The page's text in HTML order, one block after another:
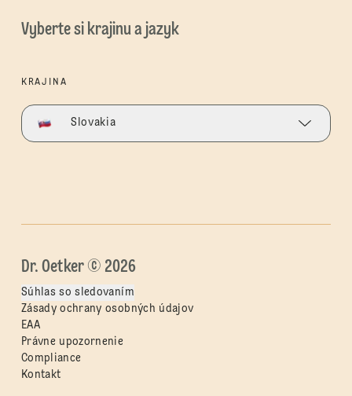
Vyberte si krajinu a jazyk
KRAJINA
Slovakia
Dr. Oetker © 2026
Súhlas so sledovaním
Zásady ochrany osobných údajov
EAA
Právne upozornenie
Compliance
Kontakt